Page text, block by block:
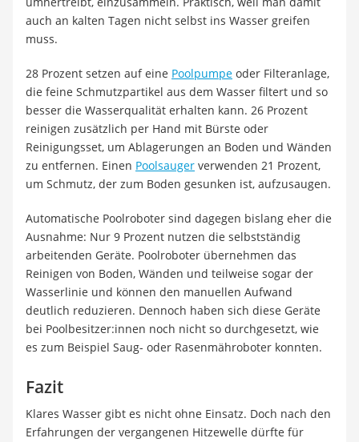
auch an kalten Tagen nicht selbst ins Wasser greifen
muss.
28 Prozent setzen auf eine Poolpumpe oder Filteranlage,
die feine Schmutzpartikel aus dem Wasser filtert und so
besser die Wasserqualität erhalten kann. 26 Prozent
reinigen zusätzlich per Hand mit Bürste oder
Reinigungsset, um Ablagerungen an Boden und Wänden
zu entfernen. Einen Poolsauger verwenden 21 Prozent,
um Schmutz, der zum Boden gesunken ist, aufzusaugen.
Automatische Poolroboter sind dagegen bislang eher die
Ausnahme: Nur 9 Prozent nutzen die selbstständig
arbeitenden Geräte. Poolroboter übernehmen das
Reinigen von Boden, Wänden und teilweise sogar der
Wasserlinie und können den manuellen Aufwand
deutlich reduzieren. Dennoch haben sich diese Geräte
bei Poolbesitzer:innen noch nicht so durchgesetzt, wie
es zum Beispiel Saug- oder Rasenmähroboter konnten.
Fazit
Klares Wasser gibt es nicht ohne Einsatz. Doch nach den
Erfahrungen der vergangenen Hitzewelle dürfte für